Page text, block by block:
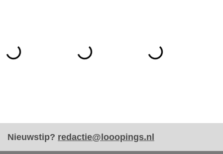
Nieuwstip? redactie@looopings.nl